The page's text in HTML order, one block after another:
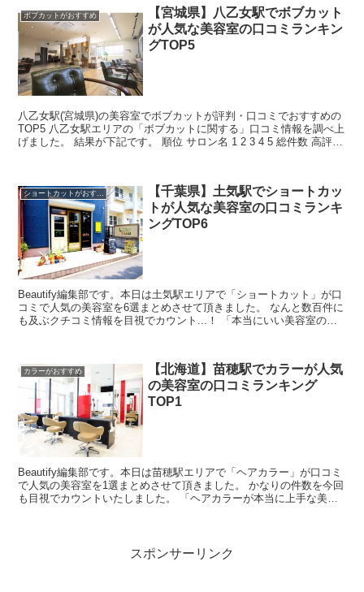
ボブカットがおすすめ
【宮城県】八乙女駅でボブカット
が人気な美容室の口コミランキン
グTOP5
八乙女駅(宮城県)の美容室でボブカットが評判・口コミでおすすめの
TOP5 八乙女駅エリアの「ボブカットに関する」口コミ情報を調べ上
げました。 結果が下記です。 順位 サロン名 1 2 3 4 5 総件数 高評価
ショートカットがおすすめ
【千葉県】土気駅でショートカッ
トが人気な美容室の口コミランキ
ングTOP6
Beautify編集部です。本日は土気駅エリアで「ショートカット」が口
コミで人気の美容室を6選まとめさせて頂きました。 なんと数百件に
も及ぶクチコミ情報を目視でカウント...！ 「本当にいい美容室の口
カラーがおすすめ
【北海道】苗穂駅でカラーが人気
の美容室の口コミランキング
TOP1
Beautify編集部です。本日は苗穂駅エリアで「ヘアカラー」が口コミ
で人気の美容室を1選まとめさせて頂きました。 かなりの件数を今回
も目視でカウントいたしました。 「ヘアカラーが本当に上手な美容
スポンサーリンク